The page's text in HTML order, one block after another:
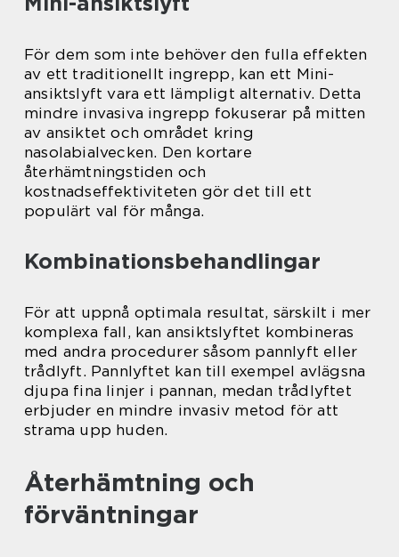
För dem som inte behöver den fulla effekten
av ett traditionellt ingrepp, kan ett Mini-
ansiktslyft vara ett lämpligt alternativ. Detta
mindre invasiva ingrepp fokuserar på mitten
av ansiktet och området kring
nasolabialvecken. Den kortare
återhämtningstiden och
kostnadseffektiviteten gör det till ett
populärt val för många.
Kombinationsbehandlingar
För att uppnå optimala resultat, särskilt i mer
komplexa fall, kan ansiktslyftet kombineras
med andra procedurer såsom pannlyft eller
trådlyft. Pannlyftet kan till exempel avlägsna
djupa fina linjer i pannan, medan trådlyftet
erbjuder en mindre invasiv metod för att
strama upp huden.
Återhämtning och
förväntningar